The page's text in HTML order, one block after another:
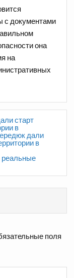
с документами
она
на
старт
в
дали
в
реальные
поля